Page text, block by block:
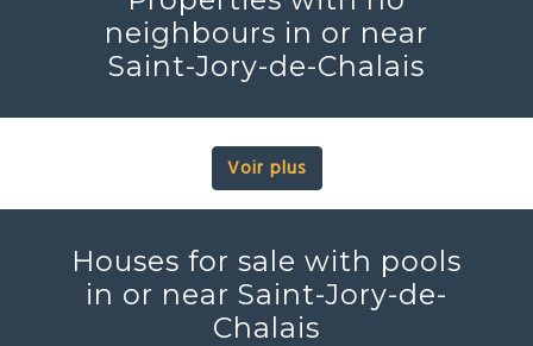
neighbours in or near
Saint-Jory-de-Chalais
Voir plus
Houses for sale with pools
in or near Saint-Jory-de-
Chalais